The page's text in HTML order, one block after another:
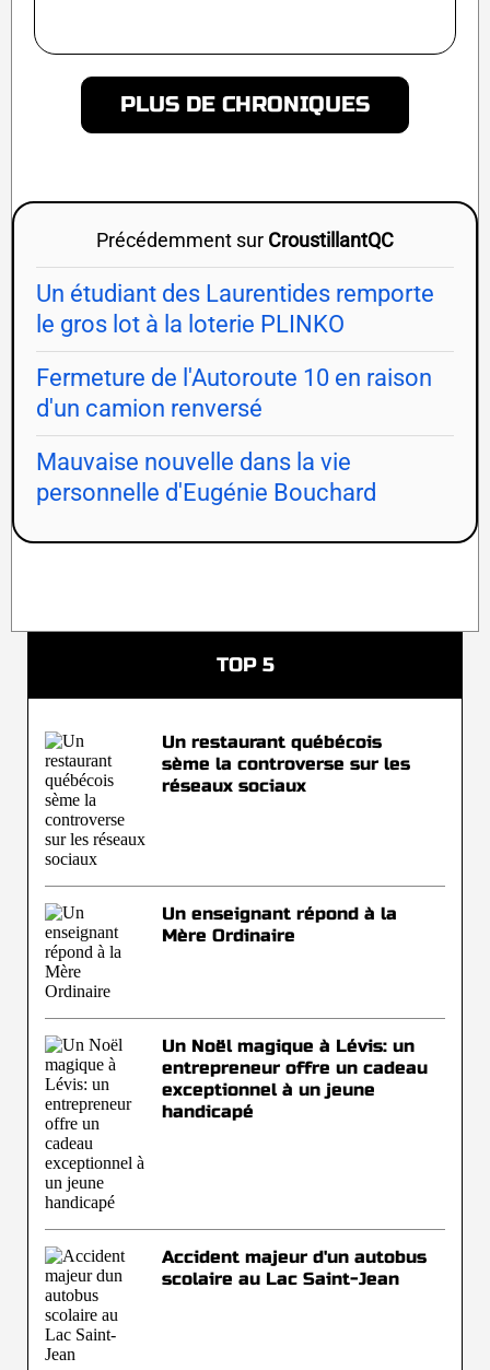
PLUS DE CHRONIQUES
Précédemment sur CroustillantQC
Un étudiant des Laurentides remporte
le gros lot à la loterie PLINKO
Fermeture de l'Autoroute 10 en raison
d'un camion renversé
Mauvaise nouvelle dans la vie
personnelle d'Eugénie Bouchard
TOP 5
Un restaurant québécois
sème la controverse sur les
réseaux sociaux
Un enseignant répond à la
Mère Ordinaire
Un Noël magique à Lévis: un
entrepreneur offre un cadeau
exceptionnel à un jeune
handicapé
Accident majeur d'un autobus
scolaire au Lac Saint-Jean